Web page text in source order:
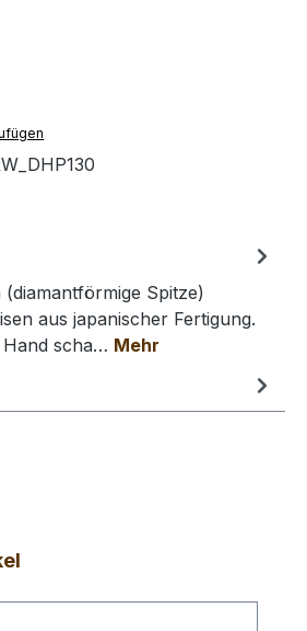
Spitze)
aus japanischer Fertigung.
Hand scha… Mehr